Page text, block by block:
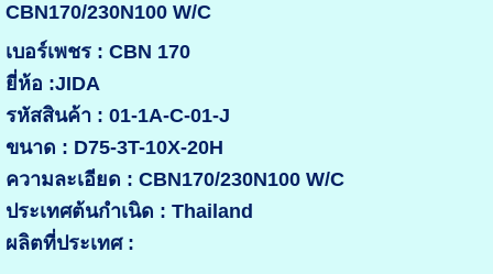
CBN170/230N100 W/C
เบอร์เพชร : CBN 170
ยี่ห้อ :JIDA
รหัสสินค้า : 01-1A-C-01-J
ขนาด : D75-3T-10X-20H
ความละเอียด : CBN170/230N100 W/C
ประเทศต้นกำเนิด : Thailand
ผลิตที่ประเทศ :